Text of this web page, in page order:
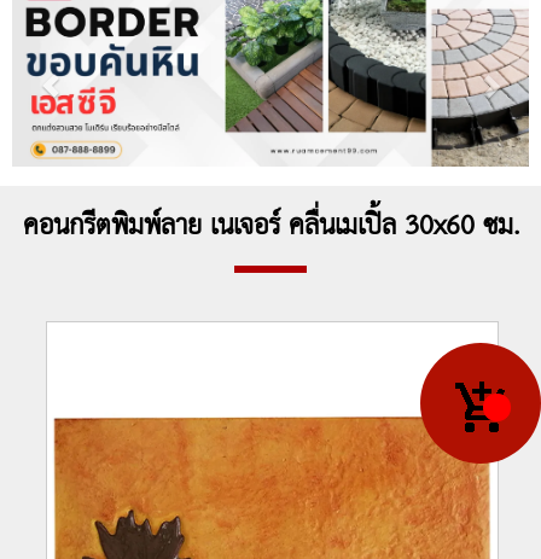
คอนกรีตพิมพ์ลาย เนเจอร์ คลื่นเมเปิ้ล 30x60 ซม.